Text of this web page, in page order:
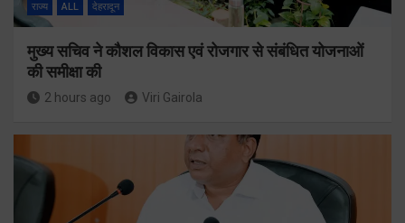
राज्य ALL देहरादून
मुख्य सचिव ने कौशल विकास एवं रोजगार से संबंधित योजनाओं
की समीक्षा की
2 hours ago Viri Gairola